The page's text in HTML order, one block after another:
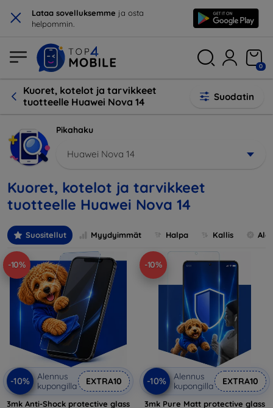
× Lataa sovelluksemme ja osta
helpommin.
0
Kuoret, kotelot ja tarvikkeet
tuotteelle Huawei Nova 14
Suodatin
Pikahaku
Huawei Nova 14
Kuoret, kotelot ja tarvikkeet
tuotteelle Huawei Nova 14
Suositellut Myydyimmät Halpa Kallis
-10%
-10%
Alennus
kupongilla
EXTRA10
3mk Anti-Shock protective glass
-10%
-10%
Alennus
kupongilla
EXTRA10
3mk Pure Matt protective glass